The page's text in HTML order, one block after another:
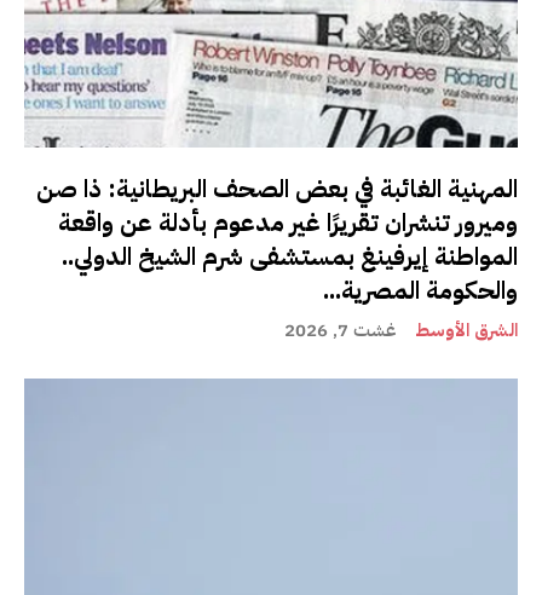
المهنية الغائبة في بعض الصحف البريطانية: ذا صن
وميرور تنشران تقريرًا غير مدعوم بأدلة عن واقعة
المواطنة إيرفينغ بمستشفى شرم الشيخ الدولي..
والحكومة المصرية...
الشرق الأوسط غشت 7, 2026